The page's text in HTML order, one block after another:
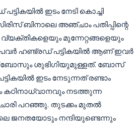
ഇടം നേടി കൊച്ചി
ബിനാലെ അഞ്ചാം പതിപ്പിന്റെ
മുന്നേറ്റങ്ങളെയും
പവർ ഹണ്ട്രഡ് പട്ടികയിൽ ആണ് ഇവർ
ബോസും ശുഭിഗിയുമുള്ളത്. ബോസ്
ഇടം നേടുന്നത് രണ്ടാം
നടത്തുന്ന
പറഞ്ഞു. തുടക്കം മുതൽ
ജനതയോടും നന്ദിയുണ്ടെന്നും